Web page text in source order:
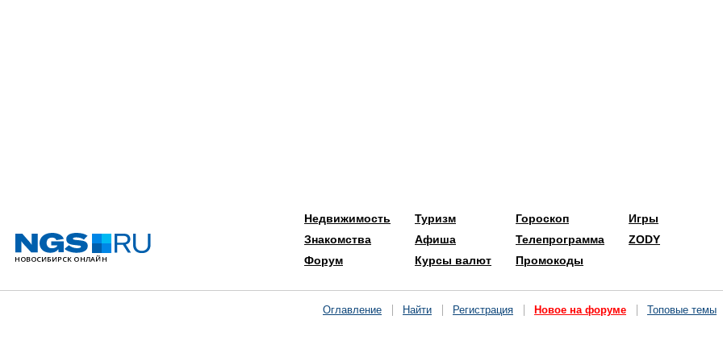
Недвижимость
Знакомства
Форум
Туризм
Афиша
Курсы валют
Гороскоп
Телепрограмма
Промокоды
Игры
ZODY
Оглавление Найти Регистрация Новое на форуме Топовые темы